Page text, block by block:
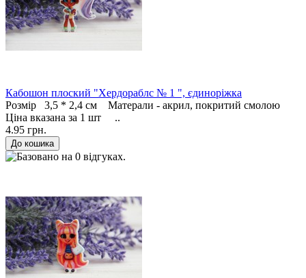
Кабошон плоский "Хердораблс № 1 ", єдиноріжка
Розмір 3,5 * 2,4 см Матерали - акрил, покритий смолою
Ціна вказана за 1 шт ..
4.95 грн.